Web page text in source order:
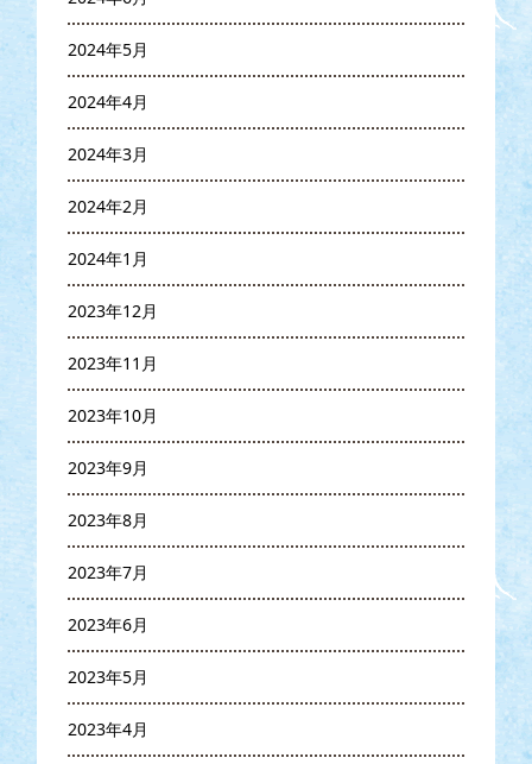
2024年5月
2024年4月
2024年3月
2024年2月
2024年1月
2023年12月
2023年11月
2023年10月
2023年9月
2023年8月
2023年7月
2023年6月
2023年5月
2023年4月